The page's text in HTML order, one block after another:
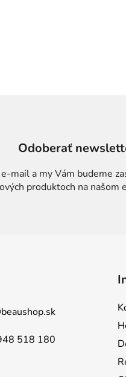
Odoberať
mail a my Vám budeme
produktoch na našom
beaushop.sk
518 180